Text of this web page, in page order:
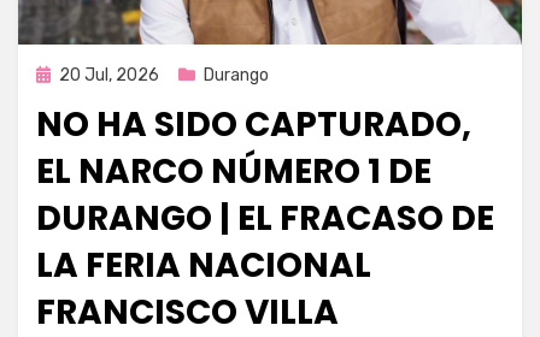
Publicada
20 Jul, 2026 Durango
NO HA SIDO CAPTURADO,
EL NARCO NÚMERO 1 DE
DURANGO | EL FRACASO DE
LA FERIA NACIONAL
FRANCISCO VILLA